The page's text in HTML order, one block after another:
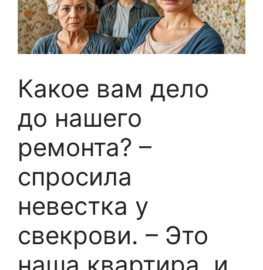
Какое вам дело
до нашего
ремонта? –
спросила
невестка у
свекрови. – Это